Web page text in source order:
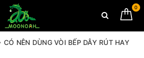
0
CÓ NÊN DÙNG VÒI BẾP DÂY RÚT HAY